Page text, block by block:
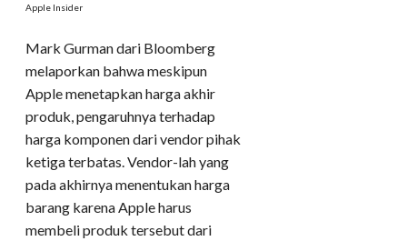
Apple Insider
Mark Gurman dari Bloomberg
melaporkan bahwa meskipun
Apple menetapkan harga akhir
produk, pengaruhnya terhadap
harga komponen dari vendor pihak
ketiga terbatas. Vendor-lah yang
pada akhirnya menentukan harga
barang karena Apple harus
membeli produk tersebut dari